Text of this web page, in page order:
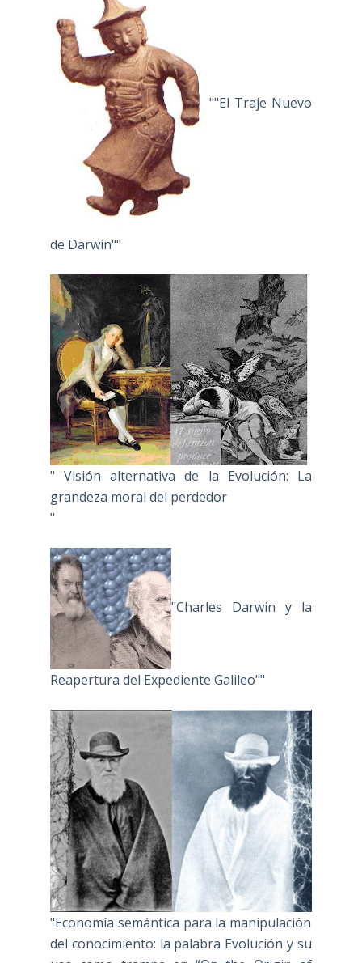
""El Traje Nuevo
de Darwin""
" Visión alternativa de la Evolución: La
grandeza moral del perdedor
"
"Charles Darwin y la
Reapertura del Expediente Galileo""
"Economía semántica para la manipulación
del conocimiento: la palabra Evolución y su